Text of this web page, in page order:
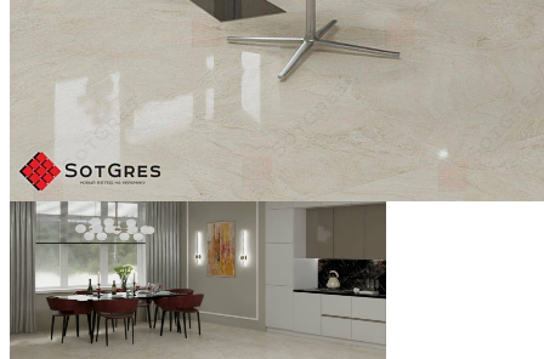
2 250 ₽/м2
Купить
В избранном